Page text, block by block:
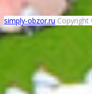
simply-obzor.ru Copyright